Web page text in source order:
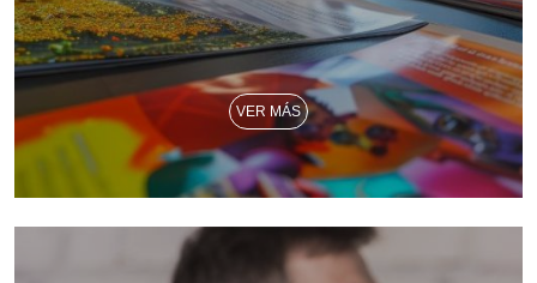
VER MÁS